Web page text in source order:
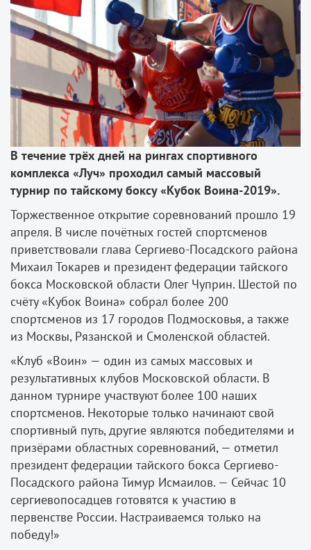
В течение трёх дней на рингах спортивного
комплекса «Луч» проходил самый массовый
турнир по тайскому боксу «Кубок Воина-2019».
Торжественное открытие соревнований прошло 19
апреля. В числе почётных гостей спортсменов
приветствовали глава Сергиево-Посадского района
Михаил Токарев и президент федерации тайского
бокса Московской области Олег Чуприн. Шестой по
счёту «Кубок Воина» собрал более 200
спортсменов из 17 городов Подмосковья, а также
из Москвы, Рязанской и Смоленской областей.
«Клуб «Воин» — один из самых массовых и
результативных клубов Московской области. В
данном турнире участвуют более 100 наших
спортсменов. Некоторые только начинают свой
спортивный путь, другие являются победителями и
призёрами областных соревнований, — отметил
президент федерации тайского бокса Сергиево-
Посадского района Тимур Исмаилов. — Сейчас 10
сергиевопосадцев готовятся к участию в
первенстве России. Настраиваемся только на
победу!»